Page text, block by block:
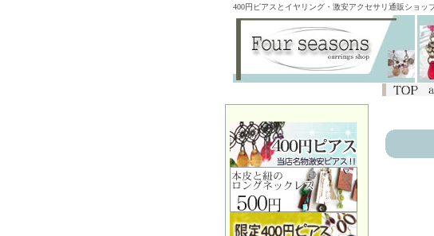
400円ピアスとイヤリング・激安アクセサリ通販ショッ